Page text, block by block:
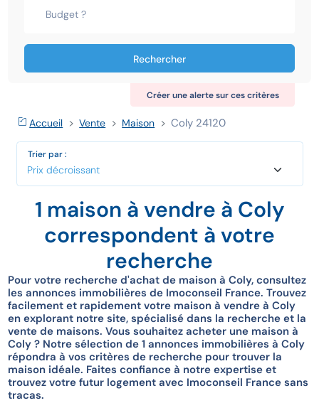
Rechercher
Créer une alerte sur ces critères
Accueil Vente Maison Coly 24120
Trier par :
1 maison à vendre à Coly
correspondent à votre
recherche
Pour votre recherche d'achat de maison à Coly, consultez
les annonces immobilières de Imoconseil France. Trouvez
facilement et rapidement votre maison à vendre à Coly
en explorant notre site, spécialisé dans la recherche et la
vente de maisons. Vous souhaitez acheter une maison à
Coly ? Notre sélection de 1 annonces immobilières à Coly
répondra à vos critères de recherche pour trouver la
maison idéale. Faites confiance à notre expertise et
trouvez votre futur logement avec Imoconseil France sans
tracas.